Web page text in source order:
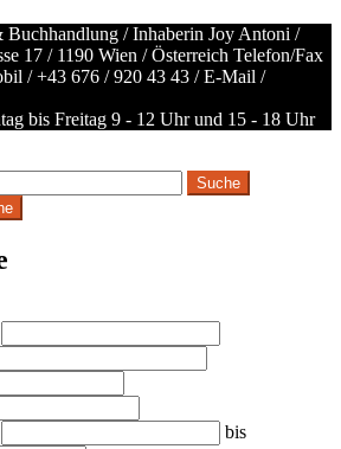
Buchhandlung / Inhaberin Joy Antoni /
17 / 1190 Wien / Österreich Telefon/Fax
/+43 676 / 920 43 43 / E-Mail /
bis Freitag 9 - 12 Uhr und 15 - 18 Uhr
bis